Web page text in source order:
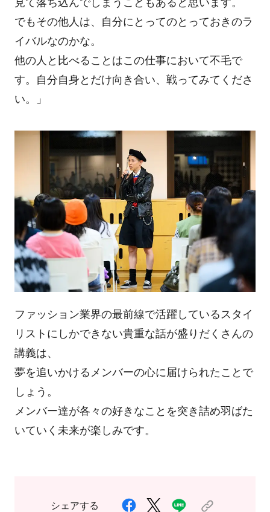
見て落ち込んでしまうこともあると思います。
でもその他人は、自分にとってのとっておきのラ
イバルなのかな。
他の人と比べることはこの仕事において不毛で
す。自分自身とだけ向き合い、戦ってみてくださ
い。」
ファッション業界の最前線で活躍しているスタイ
リストにしかできない貴重な話が盛りだくさんの
講義は、
夢を追いかけるメンバーの心に届けられたことで
しょう。
メンバー達が各々の好きなことを突き詰め羽ばた
いていく未来が楽しみです。
シェアする